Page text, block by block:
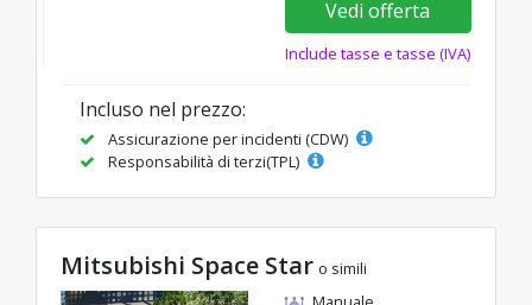
Vedi offerta
Include tasse e tasse (IVA)
Incluso nel prezzo:
Assicurazione per incidenti (CDW)
Responsabilità di terzi(TPL)
Mitsubishi Space Star o simili